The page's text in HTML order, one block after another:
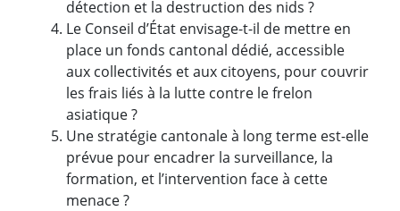
détection et la destruction des nids ?
Le Conseil d’État envisage-t-il de mettre en
place un fonds cantonal dédié, accessible
aux collectivités et aux citoyens, pour couvrir
les frais liés à la lutte contre le frelon
asiatique ?
Une stratégie cantonale à long terme est-elle
prévue pour encadrer la surveillance, la
formation, et l’intervention face à cette
menace ?